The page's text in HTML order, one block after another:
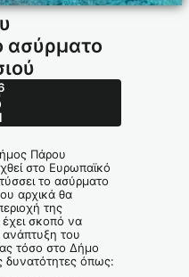
ασύρματο
Πάρου
στο Ευρωπαϊκό
το ασύρματο
αρχικά θα
της
έχει σκοπό να
ανάπτυξη του
τόσο στο Δήμο
δυνατότητες όπως: